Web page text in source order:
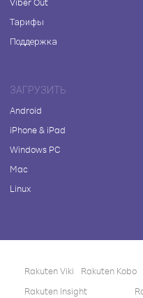
Тарифы
Поддержка
ЗАГРУЗИТЬ
Android
iPhone & iPad
Windows PC
Mac
Linux
Rakuten Viki Rakuten Kobo
Rakuten Insight